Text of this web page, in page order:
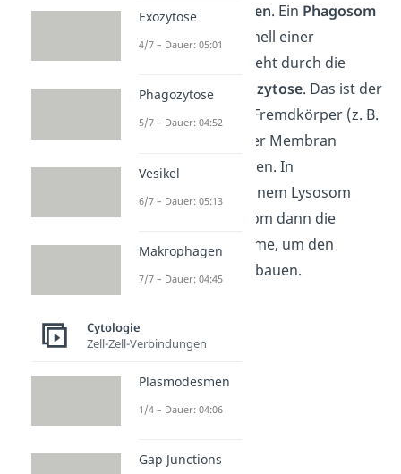
diePhagolysosomen. Ein Phagosom
ist dabei das Organell einer
Fresszelle. Es entsteht durch die
sogenannte Phagozytose. Das ist der
Vorgang, bei dem Fremdkörper (z. B.
Bakterien) von einer Membran
umschlossen werden. In
Kombination mit einem Lysosom
erhält das Phagosom dann die
notwendigen Enzyme, um den
Fremdkörper abzubauen.
Exozytose
4/7 – Dauer: 05:01
Phagozytose
5/7 – Dauer: 04:52
Vesikel
6/7 – Dauer: 05:13
Makrophagen
7/7 – Dauer: 04:45
Cytologie
Zell-Zell-Verbindungen
Plasmodesmen
1/4 – Dauer: 04:06
Gap Junctions